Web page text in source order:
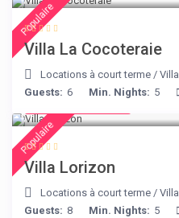
Populaire
Villa La Cocoteraie
Locations à court terme /Villa
Guests: 6 Min. Nights: 5
Populaire
Villa Lorizon
Locations à court terme /Villa
Guests: 8 Min. Nights: 5